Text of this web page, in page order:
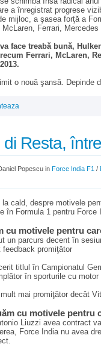
a înregistrat progrese
mijloc, a şasea forţă a
McLaren, Ferrari, Mercedes
va face treabă bună,
Ferrari, McLaren,
o nouă şansă. Depinde
di Resta,
Popescu in Force India F1 /
la cald, despre motivele
în Formula 1 pentru Force
cu motivele pentru
un parcurs decent în
feedback promiţător
titlul în Campionatul
în sporturile cu motor
mai promiţător decât
cu motivele pentru
Liuzzi avea contract
Force India nu avea